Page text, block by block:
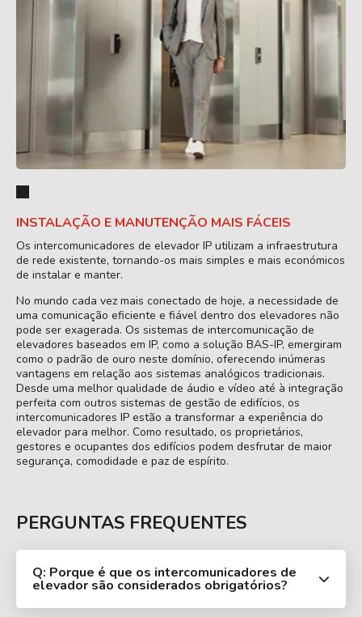
INSTALAÇÃO E MANUTENÇÃO MAIS FÁCEIS
Os intercomunicadores de elevador IP utilizam a infraestrutura
de rede existente, tornando-os mais simples e mais económicos
de instalar e manter.
No mundo cada vez mais conectado de hoje, a necessidade de
uma comunicação eficiente e fiável dentro dos elevadores não
pode ser exagerada. Os sistemas de intercomunicação de
elevadores baseados em IP, como a solução BAS-IP, emergiram
como o padrão de ouro neste domínio, oferecendo inúmeras
vantagens em relação aos sistemas analógicos tradicionais.
Desde uma melhor qualidade de áudio e vídeo até à integração
perfeita com outros sistemas de gestão de edifícios, os
intercomunicadores IP estão a transformar a experiência do
elevador para melhor. Como resultado, os proprietários,
gestores e ocupantes dos edifícios podem desfrutar de maior
segurança, comodidade e paz de espírito.
PERGUNTAS FREQUENTES
Q: Porque é que os intercomunicadores de
elevador são considerados obrigatórios?